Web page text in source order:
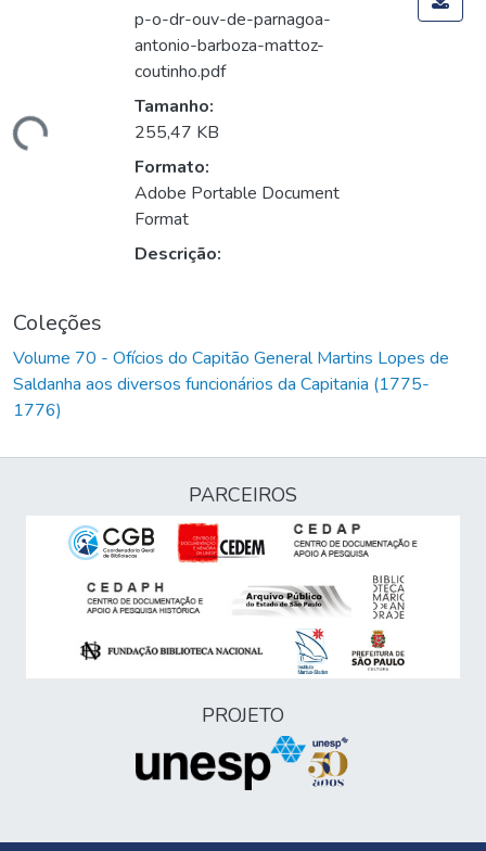
p-o-dr-ouv-de-parnagoa-
antonio-barboza-mattoz-
coutinho.pdf
Tamanho:
255,47 KB
Formato:
Adobe Portable Document
Format
Descrição:
Coleções
Volume 70 - Ofícios do Capitão General Martins Lopes de
Saldanha aos diversos funcionários da Capitania (1775-
1776)
PARCEIROS
PROJETO